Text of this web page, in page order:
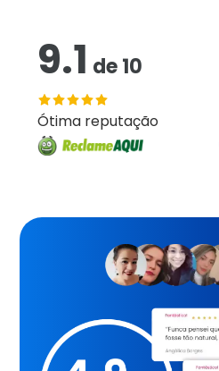
9.1 de10
Ótima reputação